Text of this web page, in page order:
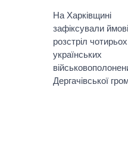
На Харківщині
зафіксували
розстріл чотирьох
українських
Дергачівської